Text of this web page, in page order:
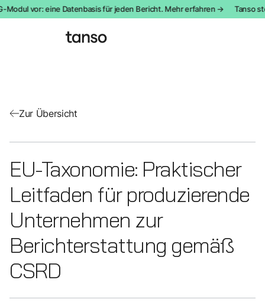
Modul vor: eine Datenbasis für jeden Bericht. Mehr erfahren → Tanso
Zur Übersicht
EU-Taxonomie: Praktischer
Leitfaden für produzierende
Unternehmen zur
Berichterstattung gemäß
CSRD